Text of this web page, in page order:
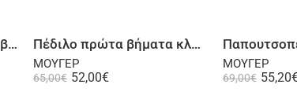
Παπουτσοπέδιλο πρώτα βήματα ψηλή φτέρνα δερμάτινο μπλε Πέδιλο πρώτα βήματα κλειστή φτέρνα δερμάτινο ροζ
ΜΟΥΓΕΡ
65,00€ 52,00€
ΜΟΥΓΕΡ
69,00€ 55,20